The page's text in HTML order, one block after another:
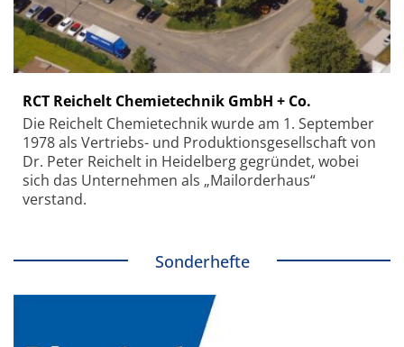
RCT Reichelt Chemietechnik GmbH + Co.
Die Reichelt Chemietechnik wurde am 1. September
1978 als Vertriebs- und Produktionsgesellschaft von
Dr. Peter Reichelt in Heidelberg gegründet, wobei
sich das Unternehmen als „Mailorderhaus“
verstand.
Sonderhefte